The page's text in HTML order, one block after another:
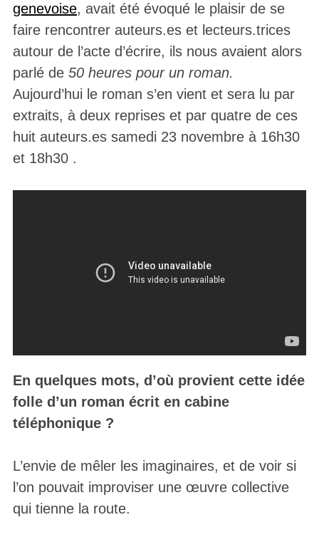
genevoise, avait été évoqué le plaisir de se
faire rencontrer auteurs.es et lecteurs.trices
autour de l’acte d’écrire, ils nous avaient alors
parlé de 50 heures pour un roman.
Aujourd’hui le roman s’en vient et sera lu par
extraits, à deux reprises et par quatre de ces
huit auteurs.es samedi 23 novembre à 16h30
et 18h30 .
En quelques mots, d’où provient cette idée
folle d’un roman écrit en cabine
téléphonique ?
L’envie de mêler les imaginaires, et de voir si
l’on pouvait improviser une œuvre collective
qui tienne la route.